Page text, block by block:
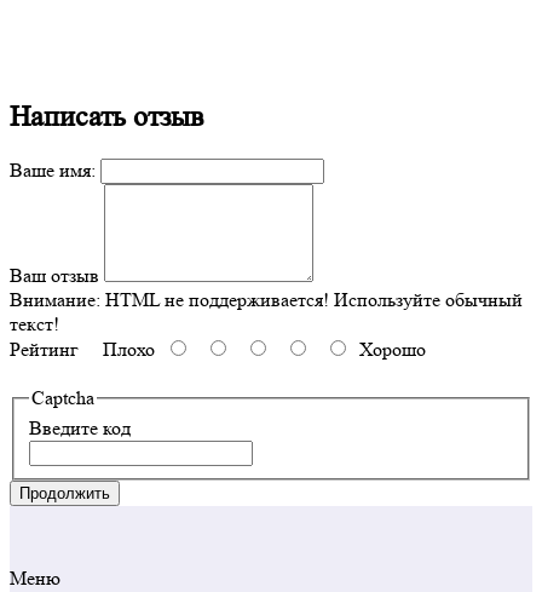
Написать отзыв
Ваше имя:
Ваш отзыв
Внимание: HTML не поддерживается! Используйте обычный
текст!
Рейтинг Плохо Хорошо
Captcha
Введите код
Продолжить
Меню